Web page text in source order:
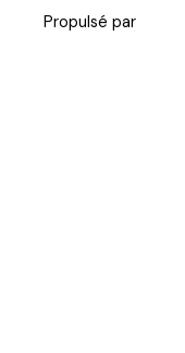
Propulsé par